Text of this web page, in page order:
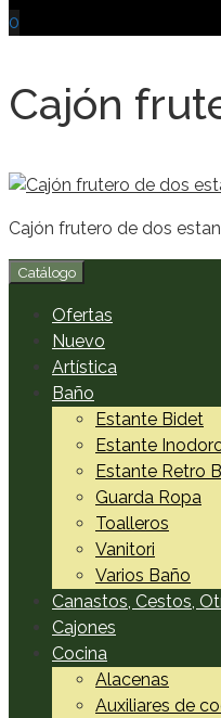
0
Cajón
Cajón frutero de dos
Catálogo
Ofertas
Nuevo
Artística
Baño
Estante Bidet
Estante
Estante Retro
Guarda Ropa
Toalleros
Vanitori
Varios Baño
Canastos, Cestos,
Cajones
Cocina
Alacenas
Auxiliares de